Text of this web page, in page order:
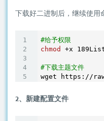
下载好二进制后，继续使用
#给予权限
chmod
+x
#下载主题文件
2、新建配置文件